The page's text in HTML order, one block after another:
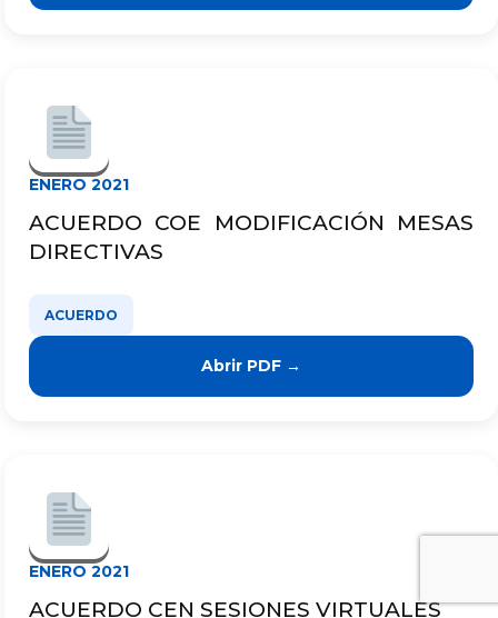
ENERO 2021
ACUERDO COE MODIFICACIÓN MESAS
DIRECTIVAS
ACUERDO
Abrir PDF →
ENERO 2021
ACUERDO CEN SESIONES VIRTUALES